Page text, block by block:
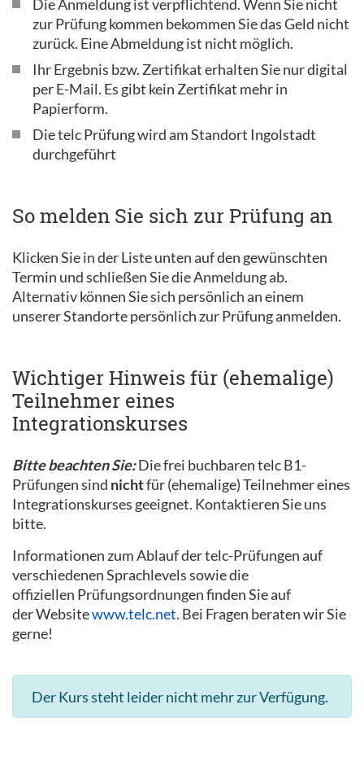
Die Anmeldung ist verpflichtend. Wenn Sie nicht
zur Prüfung kommen bekommen Sie das Geld nicht
zurück. Eine Abmeldung ist nicht möglich.
Ihr Ergebnis bzw. Zertifikat erhalten Sie nur digital
per E-Mail. Es gibt kein Zertifikat mehr in
Papierform.
Die telc Prüfung wird am Standort Ingolstadt
durchgeführt
So melden Sie sich zur Prüfung an
Klicken Sie in der Liste unten auf den gewünschten
Termin und schließen Sie die Anmeldung ab.
Alternativ können Sie sich persönlich an einem
unserer Standorte persönlich zur Prüfung anmelden.
Wichtiger Hinweis für (ehemalige)
Teilnehmer eines
Integrationskurses
Bitte beachten Sie:Die frei buchbaren telc B1-
Prüfungen sind nichtfür (ehemalige) Teilnehmer eines
Integrationskurses geeignet. Kontaktieren Sie uns
bitte.
Informationen zum Ablauf der telc-Prüfungen auf
verschiedenen Sprachlevels sowie die
offiziellen Prüfungsordnungen finden Sie auf
der Websitewww.telc.net. Bei Fragen beraten wir Sie
gerne!
Der Kurs steht leider nicht mehr zur Verfügung.